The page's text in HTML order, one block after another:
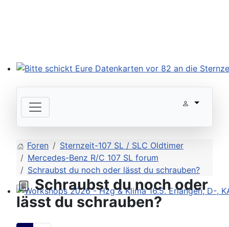
Workshops 2026 - Hzg & Klima 16.5. Erlangen, D-,
Foren
Sternzeit-107 SL / SLC Oldtimer
Mercedes-Benz R/C 107 SL forum
Schraubst du noch oder lässt du schrauben?
Schraubst du noch oder
lässt du schrauben?